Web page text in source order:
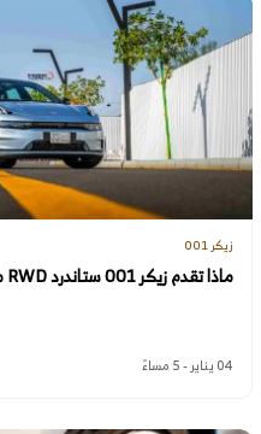
زيكر 001
ماذا تقدم زيكر 001 ستاندرد RWD مقابل سعرها في السعودية؟
04 يناير - 5 مساءً